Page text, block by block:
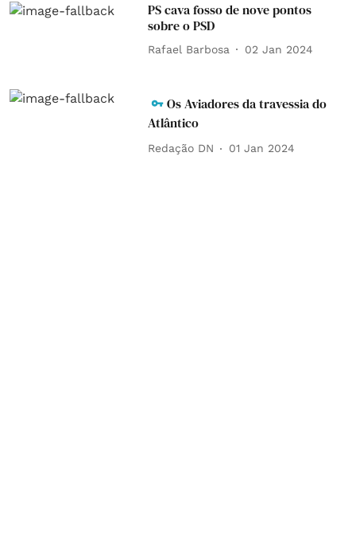
PS cava fosso de nove pontos
sobre o PSD
Rafael Barbosa 02 Jan 2024
Os Aviadores da travessia do
Atlântico
Redação DN 01 Jan 2024